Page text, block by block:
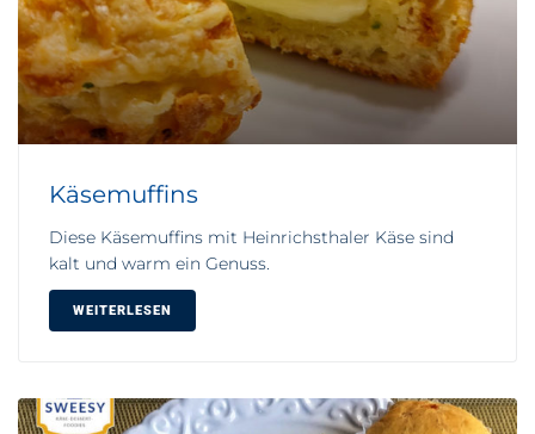
Käsemuffins
Diese Käsemuffins mit Heinrichsthaler Käse sind
kalt und warm ein Genuss.
WEITERLESEN